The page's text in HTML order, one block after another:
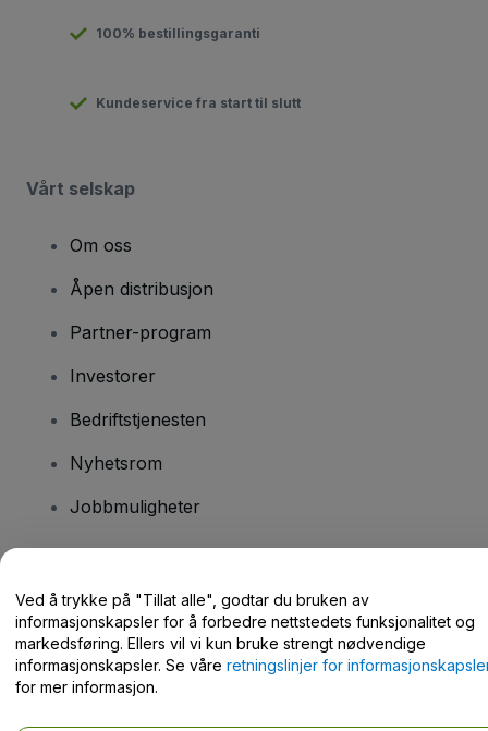
100% bestillingsgaranti
Kundeservice fra start til slutt
Vårt selskap
Om oss
Åpen distribusjon
Partner-program
Investorer
Bedriftstjenesten
Nyhetsrom
Jobbmuligheter
Hjelpesenter / kontakt oss
Ved å trykke på "Tillat alle", godtar du bruken av
informasjonskapsler for å forbedre nettstedets funksjonalitet og
markedsføring. Ellers vil vi kun bruke strengt nødvendige
informasjonskapsler. Se våre retningslinjer for
for mer informasjon.